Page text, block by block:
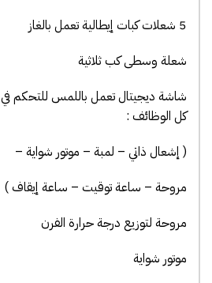
5 شعلات كبات إيطالية تعمل بالغاز
شعلة وسطى كب ثلاثية
شاشة ديجيتال تعمل باللمس للتحكم في
كل الوظائف :
( إشعال ذاتي – لمبة – موتور شواية –
مروحة – ساعة توقيت – ساعة إيقاف )
مروحة لتوزيع درجة حرارة الفرن
موتور شواية